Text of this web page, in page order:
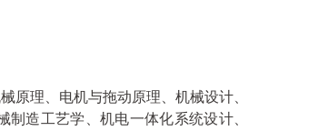
原理、电机与拖动原理、机械设计、
造工艺学、机电一体化系统设计、